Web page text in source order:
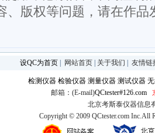
版权等问题，请在作品
设QC为首页 网站首页 关于我们 友情链
检测仪器 检验仪器 测量仪器 测试仪器
邮箱：(E-mail)QCtester#126.com
北京考斯泰仪器信息
Copyright © 2009 QCtester.com Inc.All